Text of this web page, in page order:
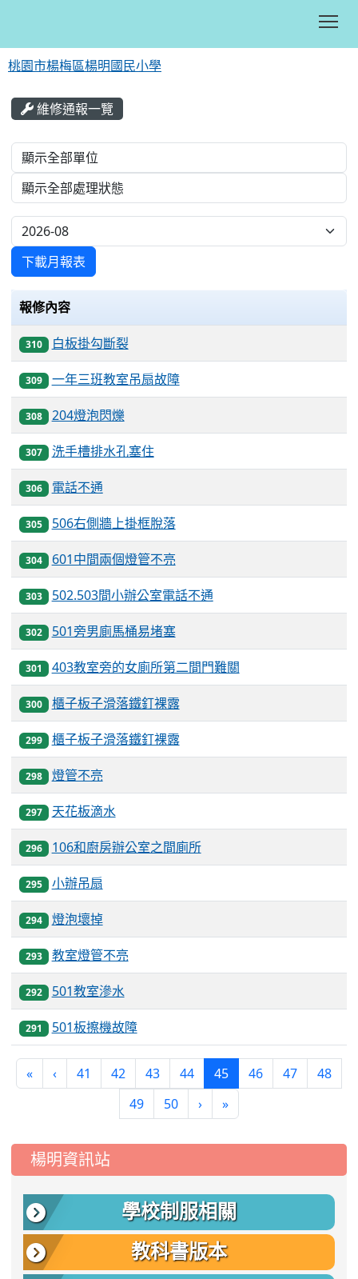
桃園市楊梅區楊明國民小學
維修通報一覽
List Repair
下載月報表
報修內容
310 白板掛勾斷裂
309 一年三班教室吊扇故障
308 204燈泡閃爍
307 洗手槽排水孔塞住
306 電話不通
305 506右側牆上掛框脫落
304 601中間兩個燈管不亮
303 502.503間小辦公室電話不通
302 501旁男廁馬桶易堵塞
301 403教室旁的女廁所第二間門難關
300 櫃子板子滑落鐵釘裸露
299 櫃子板子滑落鐵釘裸露
298 燈管不亮
297 天花板滴水
296 106和廚房辦公室之間廁所
295 小辦吊扇
294 燈泡壞掉
293 教室燈管不亮
292 501教室滲水
291 501板擦機故障
« ‹ 41 42 43 44 45(current)
46 47
48
49
50 › »
::: 楊明資訊站
學校制服相關
教科書版本